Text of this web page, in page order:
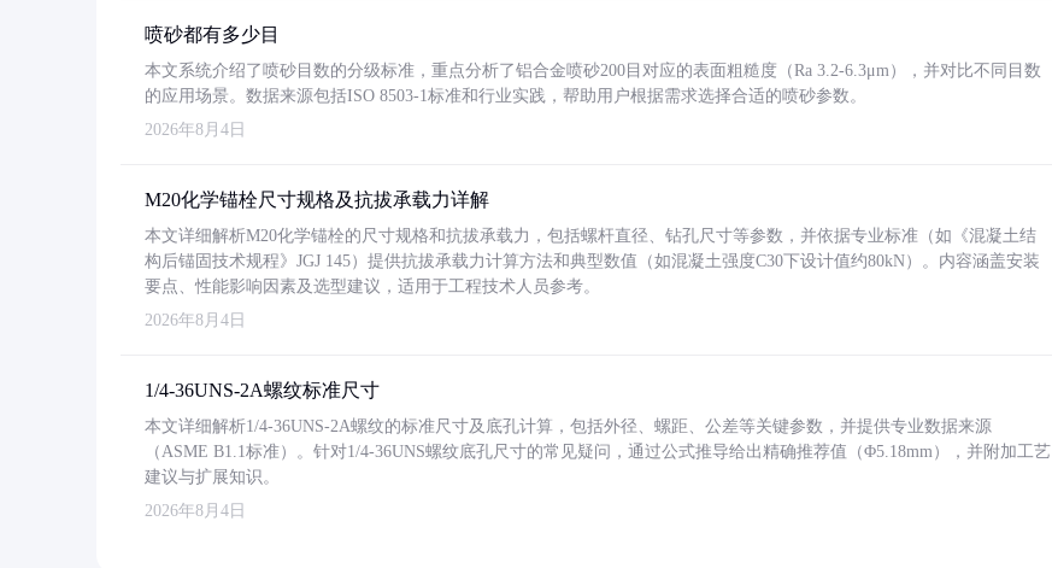
喷砂都有多少目
本文系统介绍了喷砂目数的分级标准，重点分析了铝合金喷砂200目对应的表面粗糙度（Ra 3.2-6.3μm），并对比不同目数
的应用场景。数据来源包括ISO 8503-1标准和行业实践，帮助用户根据需求选择合适的喷砂参数。
2026年8月4日
M20化学锚栓尺寸规格及抗拔承载力详解
本文详细解析M20化学锚栓的尺寸规格和抗拔承载力，包括螺杆直径、钻孔尺寸等参数，并依据专业标准（如《混凝土结
构后锚固技术规程》JGJ 145）提供抗拔承载力计算方法和典型数值（如混凝土强度C30下设计值约80kN）。内容涵盖安装
要点、性能影响因素及选型建议，适用于工程技术人员参考。
2026年8月4日
1/4-36UNS-2A螺纹标准尺寸
本文详细解析1/4-36UNS-2A螺纹的标准尺寸及底孔计算，包括外径、螺距、公差等关键参数，并提供专业数据来源
（ASME B1.1标准）。针对1/4-36UNS螺纹底孔尺寸的常见疑问，通过公式推导给出精确推荐值（Φ5.18mm），并附加工艺
建议与扩展知识。
2026年8月4日